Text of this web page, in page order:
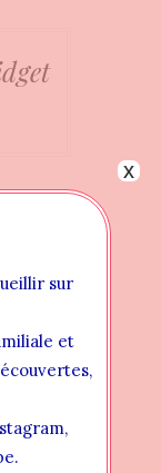
sur
et
x